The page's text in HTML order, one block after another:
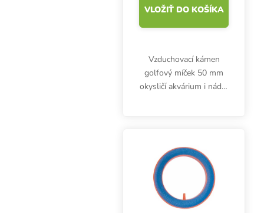
VLOŽIŤ DO KOŠÍKA
Vzduchovací kámen
golfový míček 50 mm
okysličí akvárium i nádrž